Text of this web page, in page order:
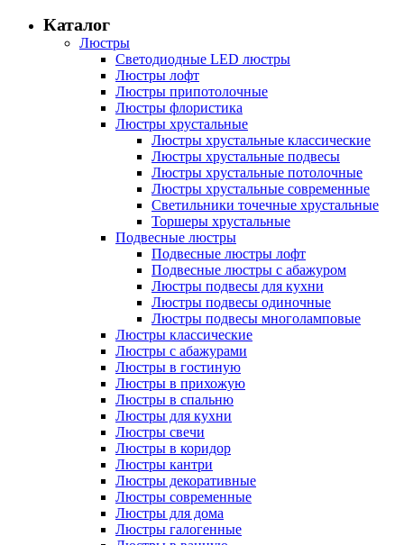
Каталог
Люстры
Светодиодные LED люстры
Люстры лофт
Люстры припотолочные
Люстры флористика
Люстры хрустальные
Люстры хрустальные классические
Люстры хрустальные подвесы
Люстры хрустальные потолочные
Люстры хрустальные современные
Светильники точечные хрустальные
Торшеры хрустальные
Подвесные люстры
Подвесные люстры лофт
Подвесные люстры с абажуром
Люстры подвесы для кухни
Люстры подвесы одиночные
Люстры подвесы многоламповые
Люстры классические
Люстры с абажурами
Люстры в гостиную
Люстры в прихожую
Люстры в спальню
Люстры для кухни
Люстры свечи
Люстры в коридор
Люстры кантри
Люстры декоративные
Люстры современные
Люстры для дома
Люстры галогенные